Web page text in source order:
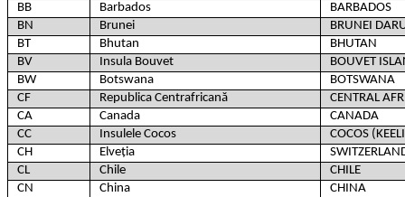
BB
Barbados
BARBADOS
BN
Brunei
BRUNEI
BT
Bhutan
BHUTAN
BV
Insula Bouvet
BOUVET
BW
Botswana
BOTSWANA
CF
Republica Centrafricană
CENTRAL
CA
Canada
CANADA
CC
Insulele Cocos
COCOS
CH
Elveția
CL
Chile
CHILE
CN
China
CHINA